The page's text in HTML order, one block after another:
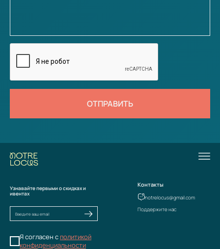
ОТПРАВИТЬ
Узнавайте первыми о скидках и
ивентах
Я согласен с политикой
конфиденциальности
Контакты
notrelocus@gmail.com
Поддержите нас